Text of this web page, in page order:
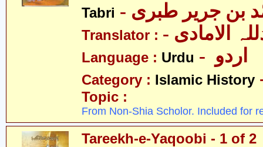
Tabri
بن جریر طبری
Translator : الامادی
Language : Urdu
Category : Islamic History
Topic :
From Non-Shia Scholor. Included for
Tareekh-e-Yaqoobi - 1 of 2